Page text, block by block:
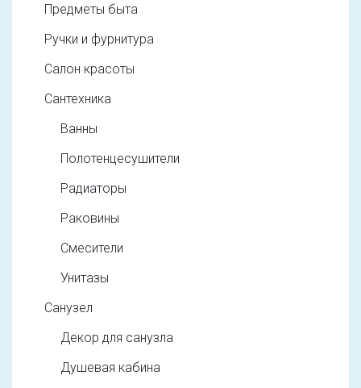
Предметы быта
Ручки и фурнитура
Салон красоты
Сантехника
Ванны
Полотенцесушители
Радиаторы
Раковины
Смесители
Унитазы
Санузел
Декор для санузла
Душевая кабина